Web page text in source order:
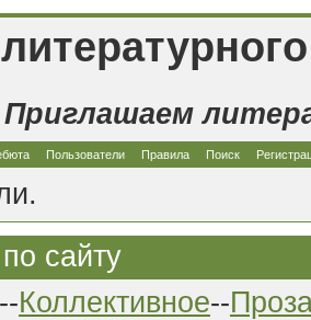
Приглашаем
Пользователи Правила Поиск
сайту
--Коллективное--